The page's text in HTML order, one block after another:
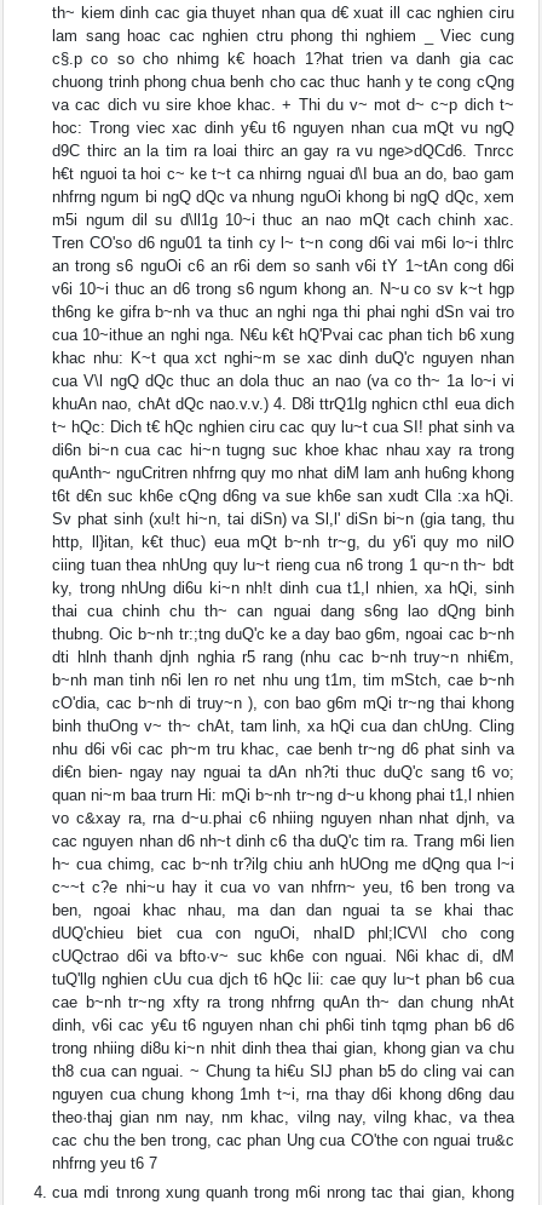
th~ kiem dinh cac gia thuyet nhan qua d€ xuat ill cac nghien ciru
lam sang hoac cac nghien ctru phong thi nghiem _ Viec cung
c§.p co so cho nhimg k€ hoach 1?hat trien va danh gia cac
chuong trinh phong chua benh cho cac thuc hanh y te cong cQng
va cac dich vu sire khoe khac. + Thi du v~ mot d~ c~p dich t~
hoc: Trong viec xac dinh y€u t6 nguyen nhan cua mQt vu ngQ
d9C thirc an la tim ra loai thirc an gay ra vu nge>dQCd6. Tnrcc
h€t nguoi ta hoi c~ ke t~t ca nhirng nguai d\I bua an do, bao gam
nhfrng ngum bi ngQ dQc va nhung nguOi khong bi ngQ dQc, xem
m5i ngum dil su d\ll1g 10~i thuc an nao mQt cach chinh xac.
Tren CO'so d6 ngu01 ta tinh cy l~ t~n cong d6i vai m6i lo~i thlrc
an trong s6 nguOi c6 an r6i dem so sanh v6i tY 1~tAn cong d6i
v6i 10~i thuc an d6 trong s6 ngum khong an. N~u co sv k~t hgp
th6ng ke gifra b~nh va thuc an nghi nga thi phai nghi dSn vai tro
cua 10~ithue an nghi nga. N€u k€t hQ'Pvai cac phan tich b6 xung
khac nhu: K~t qua xct nghi~m se xac dinh duQ'c nguyen nhan
cua V\l ngQ dQc thuc an dola thuc an nao (va co th~ 1a lo~i vi
khuAn nao, chAt dQc nao.v.v.) 4. D8i ttrQ1lg nghicn cthI eua dich
t~ hQc: Dich t€ hQc nghien ciru cac quy lu~t cua SI! phat sinh va
di6n bi~n cua cac hi~n tugng suc khoe khac nhau xay ra trong
quAnth~ nguCritren nhfrng quy mo nhat diM lam anh hu6ng khong
t6t d€n suc kh6e cQng d6ng va sue kh6e san xudt Clla :xa hQi.
Sv phat sinh (xu!t hi~n, tai diSn) va Sl,l' diSn bi~n (gia tang, thu
http, ll}itan, k€t thuc) eua mQt b~nh tr~g, du y6'i quy mo nilO
ciing tuan thea nhUng quy lu~t rieng cua n6 trong 1 qu~n th~ bdt
ky, trong nhUng di6u ki~n nh!t dinh cua t1,l nhien, xa hQi, sinh
thai cua chinh chu th~ can nguai dang s6ng lao dQng binh
thubng. Oic b~nh tr:;tng duQ'c ke a day bao g6m, ngoai cac b~nh
dti hlnh thanh djnh nghia r5 rang (nhu cac b~nh truy~n nhi€m,
b~nh man tinh n6i len ro net nhu ung t1m, tim mStch, cae b~nh
cO'dia, cac b~nh di truy~n ), con bao g6m mQi tr~ng thai khong
binh thuOng v~ th~ chAt, tam linh, xa hQi cua dan chUng. Cling
nhu d6i v6i cac ph~m tru khac, cae benh tr~ng d6 phat sinh va
di€n bien- ngay nay nguai ta dAn nh?ti thuc duQ'c sang t6 vo;
quan ni~m baa trurn Hi: mQi b~nh tr~ng d~u khong phai t1,l nhien
vo c&xay ra, rna d~u.phai c6 nhiing nguyen nhan nhat djnh, va
cac nguyen nhan d6 nh~t dinh c6 tha duQ'c tim ra. Trang m6i lien
h~ cua chimg, cac b~nh tr?ilg chiu anh hUOng me dQng qua l~i
c~~t c?e nhi~u hay it cua vo van nhfrn~ yeu, t6 ben trong va
ben, ngoai khac nhau, ma dan dan nguai ta se khai thac
dUQ'chieu biet cua con nguOi, nhaID phl;lCV\l cho cong
cUQctrao d6i va bfto·v~ suc kh6e con nguai. N6i khac di, dM
tuQ'llg nghien cUu cua djch t6 hQc Iii: cae quy lu~t phan b6 cua
cae b~nh tr~ng xfty ra trong nhfrng quAn th~ dan chung nhAt
dinh, v6i cac y€u t6 nguyen nhan chi ph6i tinh tqmg phan b6 d6
trong nhiing di8u ki~n nhit dinh thea thai gian, khong gian va chu
th8 cua can nguai. ~ Chung ta hi€u SlJ phan b5 do cling vai can
nguyen cua chung khong 1mh t~i, rna thay d6i khong d6ng dau
theo·thaj gian nm nay, nm khac, vilng nay, vilng khac, va thea
cac chu the ben trong, cac phan Ung cua CO'the con nguai tru&c
nhfrng yeu t6 7
cua mdi tnrong xung quanh trong m6i nrong tac thai gian, khong